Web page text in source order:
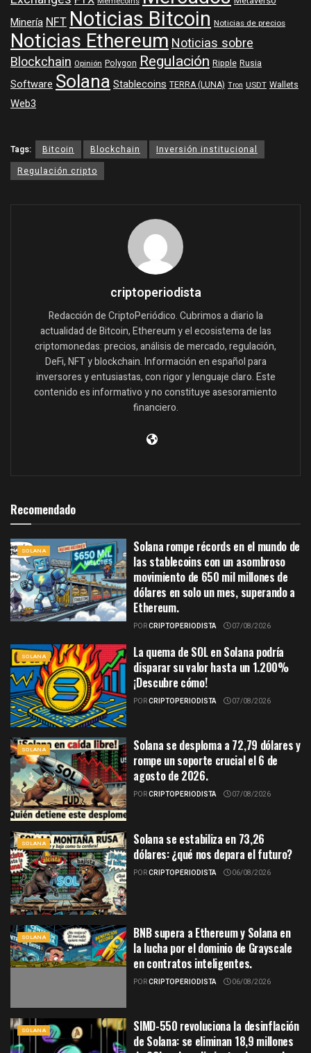
MineríaNFTNoticias Bitcoin Noticias de precios
Noticias EthereumNoticias sobre
Blockchain Opinión Polygon Regulación Ripple Rusia
Software SolanaStablecoins TERRA (LUNA) Tron USDT Wallets
Web3
Tags: Bitcoin Blockchain
Inversión institucional
Regulación cripto
criptoperiodista
Redacción de CriptoPeriódico. Cubrimos a diario la
actualidad de Bitcoin, Ethereum y el ecosistema de las
criptomonedas: precios, análisis de mercado, regulación,
DeFi, NFT y blockchain. Información en español para
inversores y entusiastas, con rigor y lenguaje claro. Este
contenido es informativo y no constituye asesoramiento
financiero.
Recomendado
SOLANA
Solana rompe récords en el mundo de
las stablecoins con un asombroso
movimiento de 650 mil millones de
dólares en solo un mes, superando a
Ethereum.
PORCRIPTOPERIODISTA 07/08/2026
SOLANA
La quema de SOL en Solana podría
disparar su valor hasta un 1.200%
¡Descubre cómo!
PORCRIPTOPERIODISTA 07/08/2026
SOLANA
Solana se desploma a 72,79 dólares y
rompe un soporte crucial el 6 de
agosto de 2026.
PORCRIPTOPERIODISTA 07/08/2026
SOLANA
Solana se estabiliza en 73,26
dólares: ¿qué nos depara el futuro?
PORCRIPTOPERIODISTA 06/08/2026
SOLANA
BNB supera a Ethereum y Solana en
la lucha por el dominio de Grayscale
en contratos inteligentes.
PORCRIPTOPERIODISTA 06/08/2026
SOLANA
SIMD-550 revoluciona la desinflación
de Solana: se eliminan 18,9 millones